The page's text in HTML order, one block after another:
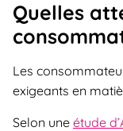
Quelles
Les
exigeants en
Selon une étude